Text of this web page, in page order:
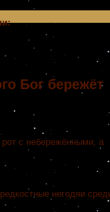
Бог бережёт
с небережёнными, а
негодяи